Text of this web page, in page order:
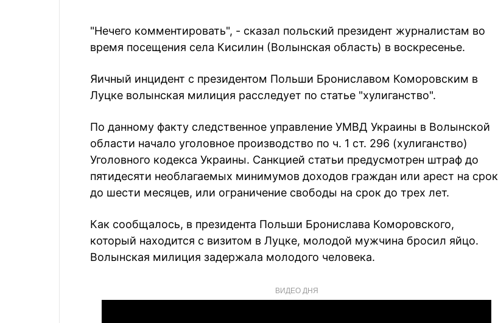
"Нечего комментировать", - сказал польский президент журналистам во
время посещения села Кисилин (Волынская область) в воскресенье.
Яичный инцидент с президентом Польши Брониславом Коморовским в
Луцке волынская милиция расследует по статье "хулиганство".
По данному факту следственное управление УМВД Украины в Волынской
области начало уголовное производство по ч. 1 ст. 296 (хулиганство)
Уголовного кодекса Украины. Санкцией статьи предусмотрен штраф до
пятидесяти необлагаемых минимумов доходов граждан или арест на срок
до шести месяцев, или ограничение свободы на срок до трех лет.
Как сообщалось, в президента Польши Бронислава Коморовского,
который находится с визитом в Луцке, молодой мужчина бросил яйцо.
Волынская милиция задержала молодого человека.
ВИДЕО ДНЯ